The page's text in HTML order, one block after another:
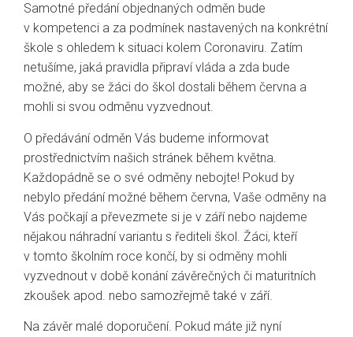
Samotné předání objednaných odměn bude
v kompetenci a za podmínek nastavených na konkrétní
škole s ohledem k situaci kolem Coronaviru. Zatím
netušíme, jaká pravidla připraví vláda a zda bude
možné, aby se žáci do škol dostali během června a
mohli si svou odměnu vyzvednout.
O předávání odměn Vás budeme informovat
prostřednictvím našich stránek během května.
Každopádně se o své odměny nebojte! Pokud by
nebylo předání možné během června, Vaše odměny na
Vás počkají a převezmete si je v září nebo najdeme
nějakou náhradní variantu s řediteli škol. Žáci, kteří
v tomto školním roce končí, by si odměny mohli
vyzvednout v době konání závěrečných či maturitních
zkoušek apod. nebo samozřejmě také v září.
Na závěr malé doporučení. Pokud máte již nyní